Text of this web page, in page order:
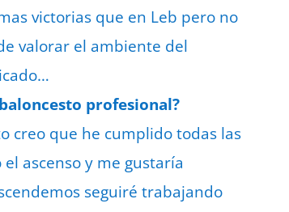
victorias que en Leb pero no
valorar el ambiente del
profesional?
creo que he cumplido todas las
ascenso y me gustaría
seguiré trabajando